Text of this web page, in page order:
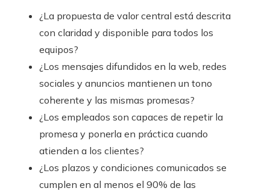
¿La propuesta de valor central está descrita
con claridad y disponible para todos los
equipos?
¿Los mensajes difundidos en la web, redes
sociales y anuncios mantienen un tono
coherente y las mismas promesas?
¿Los empleados son capaces de repetir la
promesa y ponerla en práctica cuando
atienden a los clientes?
¿Los plazos y condiciones comunicados se
cumplen en al menos el 90% de las